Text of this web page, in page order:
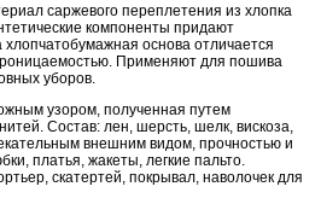
саржевого переплетения из хлопка
компоненты придают
основа отличается
Применяют для пошива
уборов.
узором, полученная путем
Состав: лен, шерсть, шелк, вискоза,
внешним видом, прочностью и
платья, жакеты, легкие пальто.
скатертей, покрывал, наволочек для